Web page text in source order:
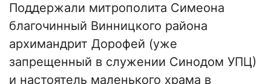
Поддержали митрополита Симеона
благочинный Винницкого района
архимандрит Дорофей (уже
запрещенный в служении Синодом УПЦ)
и настоятель маленького храма в